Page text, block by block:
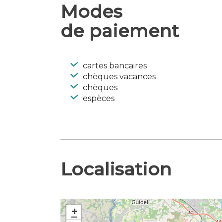
Accessible aux personnes en
législation en vigueur)
Langues parlées : Anglais
Modes
de paiement
cartes bancaires
chèques vacances
chèques
espèces
Localisation
+